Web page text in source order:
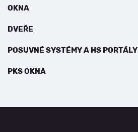
OKNA
DVEŘE
POSUVNÉ SYSTÉMY A HS PORTÁLY
PKS OKNA